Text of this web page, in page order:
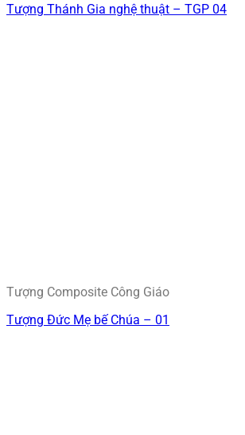
Tượng Thánh Gia nghệ thuật – TGP 04
Tượng Composite Công Giáo
Tượng Đức Mẹ bế Chúa – 01